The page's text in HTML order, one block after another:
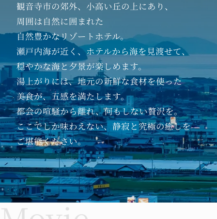
観音寺市の郊外、 小高い丘の上にあり、
周囲は自然に囲まれた
自然豊かなリゾートホテル。
瀬戸内海が近く、ホテルから海を見渡せて、
穏やかな海と夕景が楽しめます。
湯上がりには、地元の新鮮な食材を使った
美食が、五感を満たします。
都会の喧騒から離れ、何もしない贅沢を。
ここでしか味わえない、静寂と究極の癒しを
ご堪能ください。